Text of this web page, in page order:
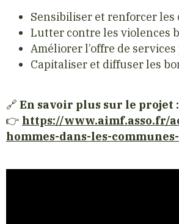
Sensibiliser et renforcer les
Lutter contre les violences
Améliorer l’offre de
Capitaliser et diffuser les
🔗 En savoir plus sur le projet :
👉 https://www.aimf.asso.fr/
hommes-dans-les-